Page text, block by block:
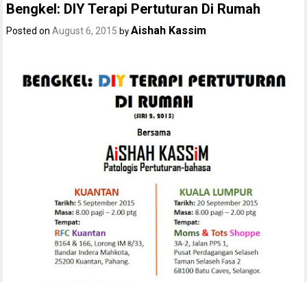
Bengkel: DIY Terapi Pertuturan Di Rumah
Posted onAugust 6, 2015 byAishah Kassim